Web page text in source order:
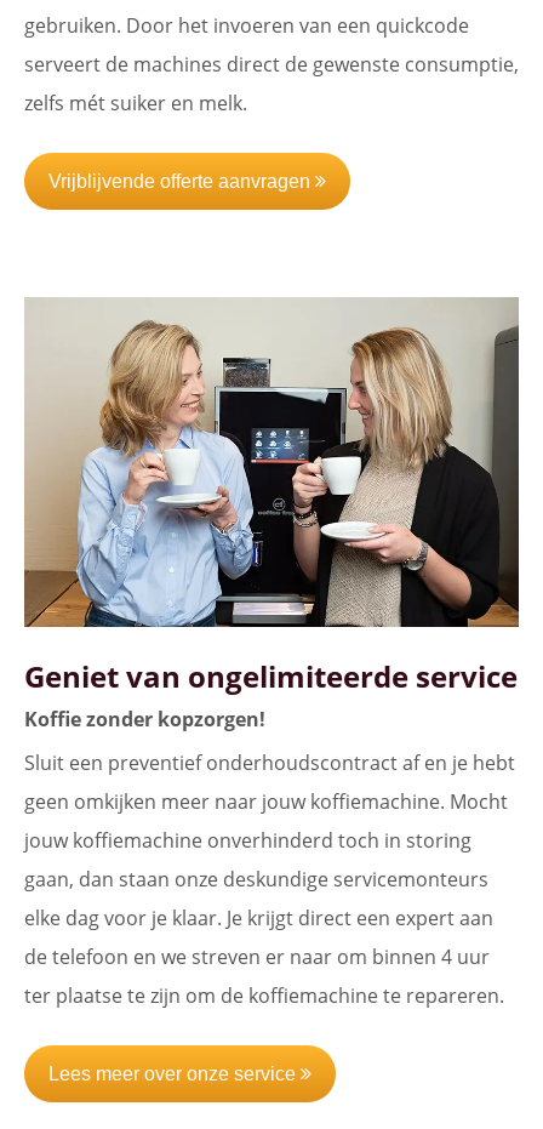
gebruiken. Door het invoeren van een quickcode
serveert de machines direct de gewenste consumptie,
zelfs mét suiker en melk.
Vrijblijvende offerte aanvragen
Geniet van ongelimiteerde service
Koffie zonder kopzorgen!
Sluit een preventief onderhoudscontract af en je hebt
geen omkijken meer naar jouw koffiemachine. Mocht
jouw koffiemachine onverhinderd toch in storing
gaan, dan staan onze deskundige servicemonteurs
elke dag voor je klaar. Je krijgt direct een expert aan
de telefoon en we streven er naar om binnen 4 uur
ter plaatse te zijn om de koffiemachine te repareren.
Lees meer over onze service